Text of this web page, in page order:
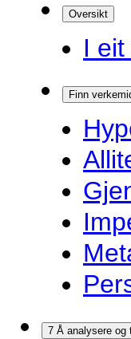
Oversikt
I
Finn
7 Å analysere og